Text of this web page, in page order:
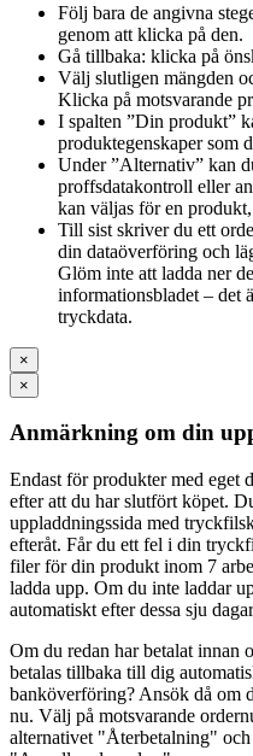
Följ bara de angivna
genom att klicka på den.
Gå tillbaka: klicka på
Välj slutligen mängden
Klicka på motsvarande
I spalten ”Din produkt”
produktegenskaper som
Under ”Alternativ” kan
proffsdatakontroll eller
kan väljas för en
Till sist skriver du ett
din dataöverföring och
Glöm inte att ladda ner
informationsbladet – det
tryckdata.
×
×
Anmärkning om din
Endast för produkter med
efter att du har slutfört köpet.
uppladdningssida med
efteråt. Får du ett fel i din
filer för din produkt inom 7
ladda upp. Om du inte laddar
automatiskt efter dessa sju
Om du redan har betalat innan
betalas tillbaka till dig
banköverföring? Ansök då om
nu. Välj på motsvarande
alternativet "Återbetalning"